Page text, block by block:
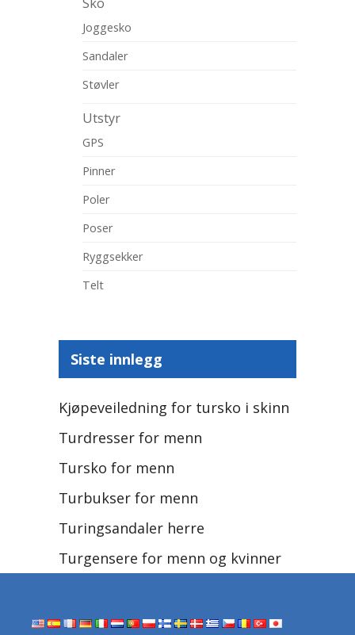
Joggesko
Sandaler
Støvler
Utstyr
GPS
Pinner
Poler
Poser
Ryggsekker
Telt
Siste innlegg
Kjøpeveiledning for tursko i skinn
Turdresser for menn
Tursko for menn
Turbukser for menn
Turingsandaler herre
Turgensere for menn og kvinner